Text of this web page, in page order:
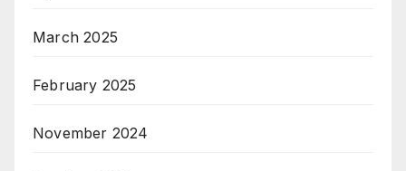
March 2025
February 2025
November 2024